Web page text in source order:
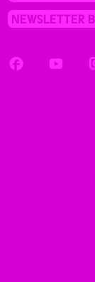
Facebook Youtube